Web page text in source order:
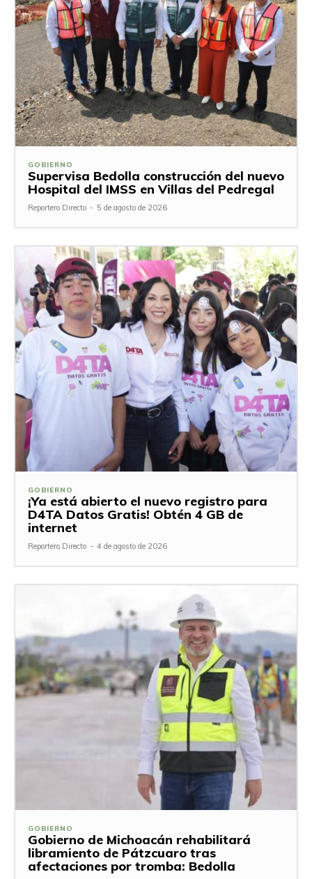
GOBIERNO
Supervisa Bedolla construcción del nuevo
Hospital del IMSS en Villas del Pedregal
Reportero Directo - 5 de agosto de 2026
GOBIERNO
¡Ya está abierto el nuevo registro para
D4TA Datos Gratis! Obtén 4 GB de
internet
Reportero Directo - 4 de agosto de 2026
GOBIERNO
Gobierno de Michoacán rehabilitará
libramiento de Pátzcuaro tras
afectaciones por tromba: Bedolla